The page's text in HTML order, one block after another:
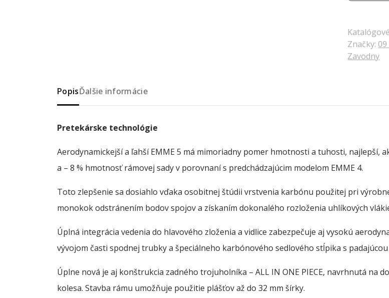
Značky:
Zavodny
PopisĎalšie informácie
Pretekárske technológie
Aerodynamickejší a ľahší EMME 5 má mimoriadny pomer hmotnosti a tuhosti, najlepší,
a – 8 % hmotnosť rámovej sady v porovnaní s predchádzajúcim modelom EMME 4.
Toto zlepšenie sa dosiahlo vďaka osobitnej štúdii vrstvenia karbónu použitej pri
monokok odstránením bodov spojov a získaním dokonalého rozloženia uhlíkových
Úplná integrácia vedenia do hlavového zloženia a vidlice zabezpečuje aj vysokú
vývojom časti spodnej trubky a špeciálneho karbónového sedlového stĺpika s
Úplne nová je aj konštrukcia zadného trojuholníka – ALL IN ONE PIECE, navrhnutá na
kolesa. Stavba rámu umožňuje použitie plášťov až do 32 mm šírky.